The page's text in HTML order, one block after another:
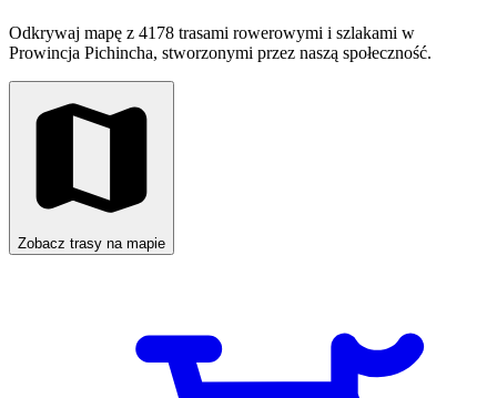
Odkrywaj mapę z 4178 trasami rowerowymi i szlakami w
Prowincja Pichincha, stworzonymi przez naszą społeczność.
Zobacz trasy na mapie